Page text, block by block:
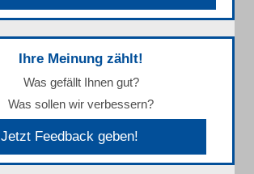
Ihre Meinung zählt!
Was gefällt Ihnen gut?
Was sollen wir verbessern?
Jetzt Feedback geben!